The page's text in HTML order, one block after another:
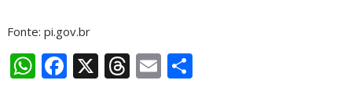
Fonte: pi.gov.br
W F X T E